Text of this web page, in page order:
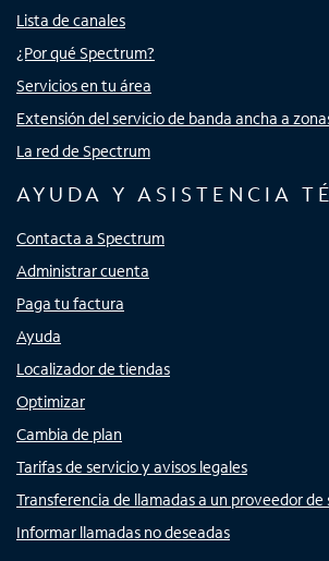
Lista de canales
¿Por qué Spectrum?
Servicios en tu área
Extensión del servicio de banda ancha a
La red de Spectrum
AYUDA Y ASISTENCIA
Contacta a Spectrum
Administrar cuenta
Paga tu factura
Ayuda
Localizador de tiendas
Optimizar
Cambia de plan
Tarifas de servicio y avisos legales
Transferencia de llamadas a un proveedor de
Informar llamadas no deseadas